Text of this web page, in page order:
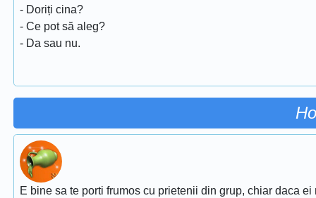
- Doriți cina?
- Ce pot să aleg?
- Da sau nu.
E bine sa te porti frumos cu prietenii din grup, chiar daca